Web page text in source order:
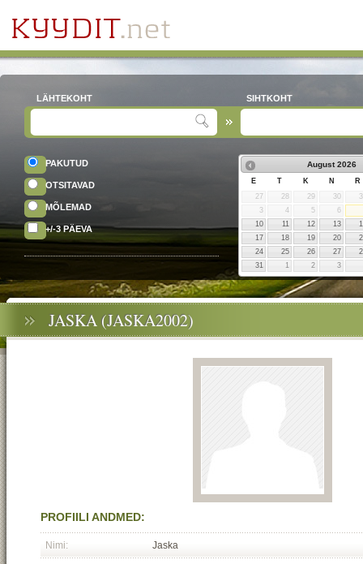
LÄHTEKOHT SIHTKOHT
PAKUTUD
OTSITAVAD
MÕLEMAD
+/-3 PÄEVA
August 2026
E T K N
R
27
28 29 30
3
4 5
6
10
11 12 13
17
18 19 20
24
25 26 27
31
1 2 3
JASKA (JASKA2002)
PROFIILI ANDMED:
Nimi: Jaska